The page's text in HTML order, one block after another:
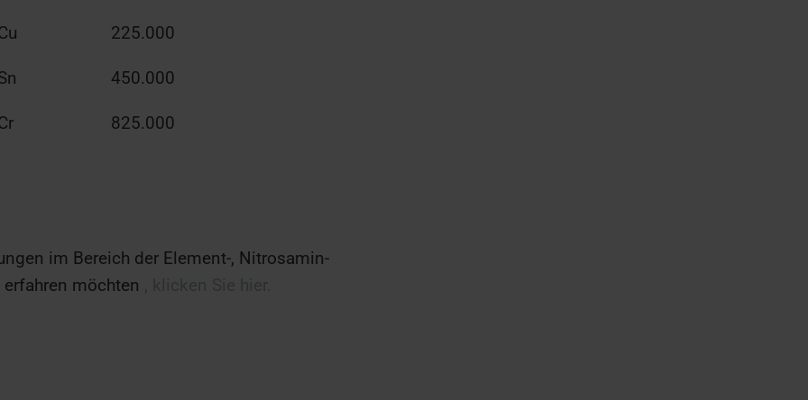
225.000
450.000
825.000
im Bereich der Element-, Nitrosamin-
möchten